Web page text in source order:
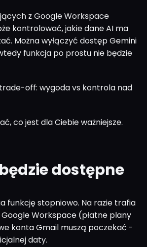
z Google Workspace
kontrolować, jakie dane AI ma
Można wyłączyć dostęp Gemini
funkcja po prostu nie będzie
off: wygoda vs kontrola nad
co jest dla Ciebie ważniejsze.
dostępne
funkcję stopniowo. Na razie trafia
Workspace (płatne plany
konta Gmail muszą poczekać -
daty.